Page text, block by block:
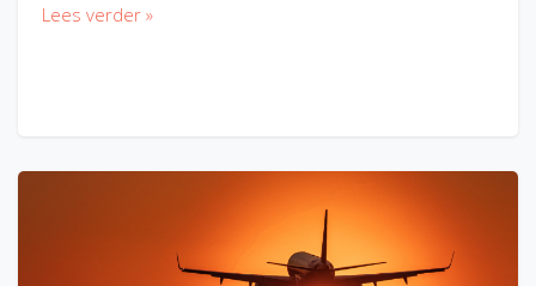
Lees verder »